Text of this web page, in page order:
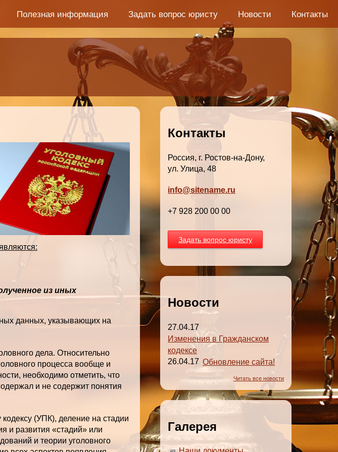
Полезная информация Задать вопрос юристу Новости Контакты
из иных
данных, указывающих на
дела. Относительно
процесса вообще и
необходимо отметить, что
и не содержит понятия
(УПК), деление на стадии
и развития «стадий» или
и теории уголовного
Контакты
Россия, г. Ростов-на-Дону,
ул. Улица, 48
info@sitename.ru
+7 928 200 00 00
Задать вопрос юристу
Новости
27.04.17
Изменения в Гражданском
кодексе
26.04.17 Обновление сайта!
Читать все новости
Галерея